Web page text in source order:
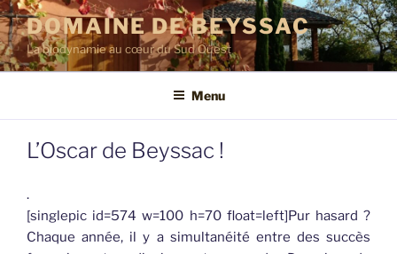
Aller
au
contenu
principal
DOMAINE DE BEYSSAC
La biodynamie au cœur du Sud Ouest
Menu
L’Oscar de Beyssac !
.
[singlepic id=574 w=100 h=70 float=left]Pur hasard ?
Chaque année, il y a simultanéité entre des succès